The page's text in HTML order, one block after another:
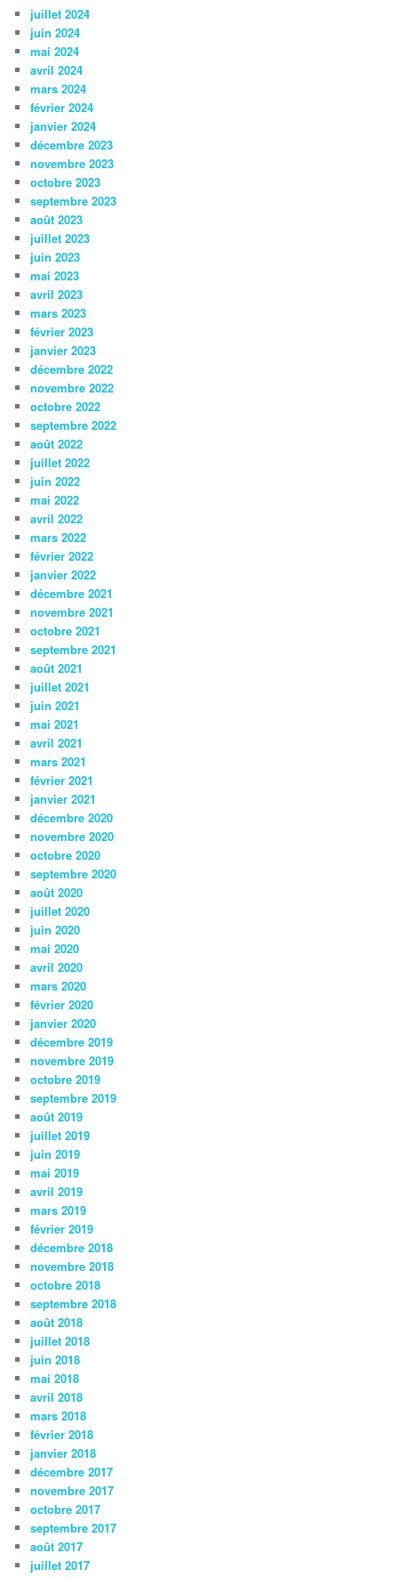
juillet 2024
juin 2024
mai 2024
avril 2024
mars 2024
février 2024
janvier 2024
décembre 2023
novembre 2023
octobre 2023
septembre 2023
août 2023
juillet 2023
juin 2023
mai 2023
avril 2023
mars 2023
février 2023
janvier 2023
décembre 2022
novembre 2022
octobre 2022
septembre 2022
août 2022
juillet 2022
juin 2022
mai 2022
avril 2022
mars 2022
février 2022
janvier 2022
décembre 2021
novembre 2021
octobre 2021
septembre 2021
août 2021
juillet 2021
juin 2021
mai 2021
avril 2021
mars 2021
février 2021
janvier 2021
décembre 2020
novembre 2020
octobre 2020
septembre 2020
août 2020
juillet 2020
juin 2020
mai 2020
avril 2020
mars 2020
février 2020
janvier 2020
décembre 2019
novembre 2019
octobre 2019
septembre 2019
août 2019
juillet 2019
juin 2019
mai 2019
avril 2019
mars 2019
février 2019
décembre 2018
novembre 2018
octobre 2018
septembre 2018
août 2018
juillet 2018
juin 2018
mai 2018
avril 2018
mars 2018
février 2018
janvier 2018
décembre 2017
novembre 2017
octobre 2017
septembre 2017
août 2017
juillet 2017